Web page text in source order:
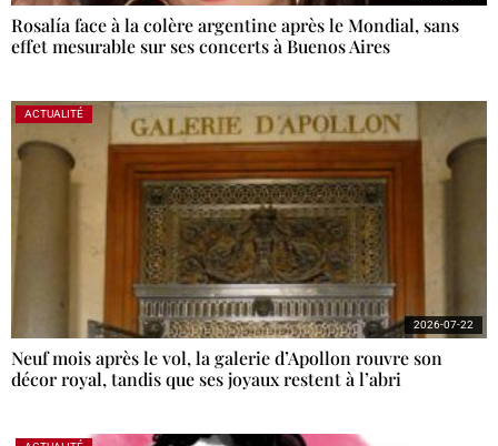
Rosalía face à la colère argentine après le Mondial, sans
effet mesurable sur ses concerts à Buenos Aires
ACTUALITÉ
Neuf mois après le vol, la galerie d’Apollon rouvre son
décor royal, tandis que ses joyaux restent à l’abri
2026-07-22